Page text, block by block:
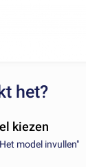
het?
kiezen
model invullen"